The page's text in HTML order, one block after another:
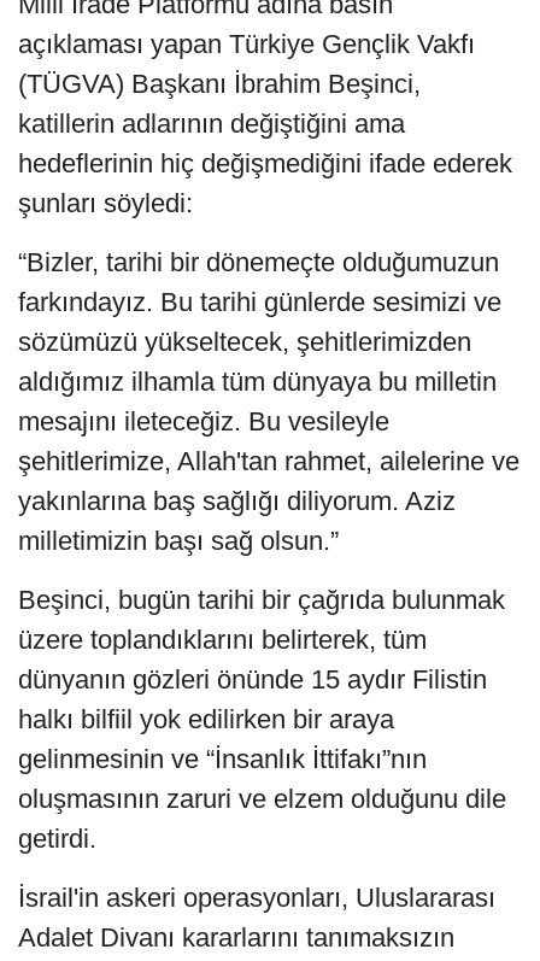
açıklaması yapan Türkiye Gençlik Vakfı
(TÜGVA) Başkanı İbrahim Beşinci,
katillerin adlarının değiştiğini ama
hedeflerinin hiç değişmediğini ifade ederek
şunları söyledi:
“Bizler, tarihi bir dönemeçte olduğumuzun
farkındayız. Bu tarihi günlerde sesimizi ve
sözümüzü yükseltecek, şehitlerimizden
aldığımız ilhamla tüm dünyaya bu milletin
mesajını ileteceğiz. Bu vesileyle
şehitlerimize, Allah'tan rahmet, ailelerine ve
yakınlarına baş sağlığı diliyorum. Aziz
milletimizin başı sağ olsun.”
Beşinci, bugün tarihi bir çağrıda bulunmak
üzere toplandıklarını belirterek, tüm
dünyanın gözleri önünde 15 aydır Filistin
halkı bilfiil yok edilirken bir araya
gelinmesinin ve “İnsanlık İttifakı”nın
oluşmasının zaruri ve elzem olduğunu dile
getirdi.
İsrail'in askeri operasyonları, Uluslararası
Adalet Divanı kararlarını tanımaksızın